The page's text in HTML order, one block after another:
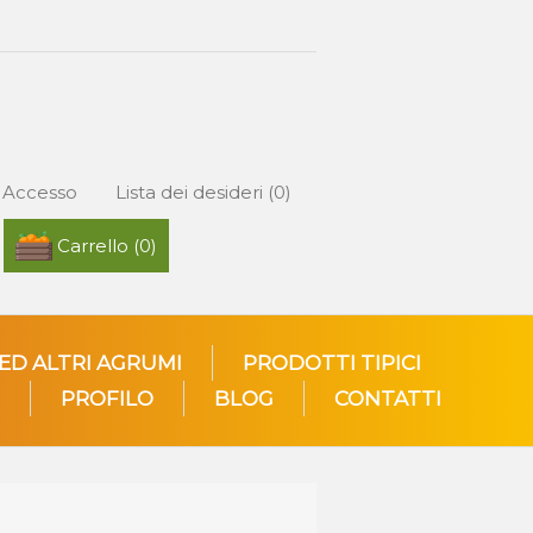
Accesso Lista dei desideri (0)
Carrello (0)
ALTRI AGRUMI
PRODOTTI TIPICI
PROFILO
BLOG CONTATTI